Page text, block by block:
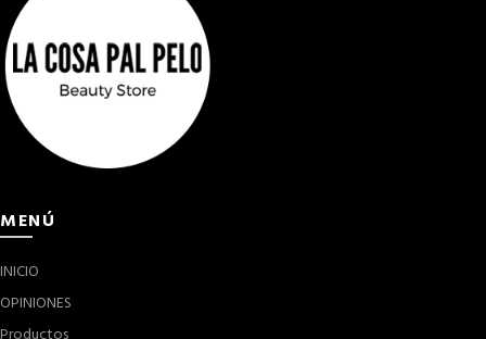
MENÚ
INICIO
OPINIONES